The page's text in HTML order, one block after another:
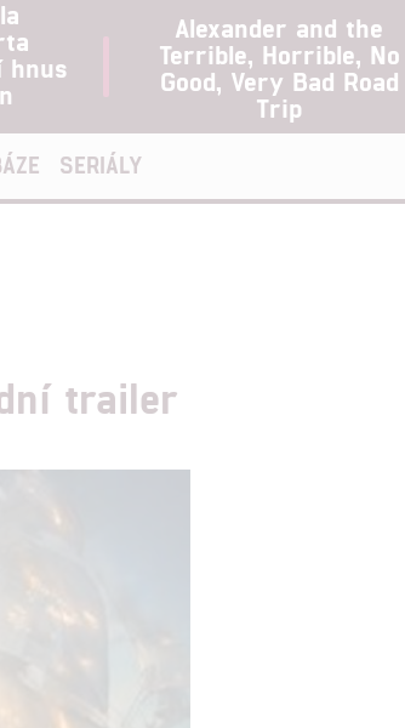
hnus
Alexander and the
Terrible, Horrible, No
Good, Very Bad Road
Trip
SERIÁLY
trailer